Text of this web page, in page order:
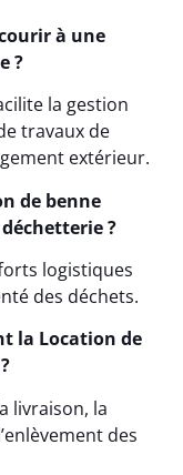
à une
?
la gestion
travaux de
extérieur.
de benne
?
logistiques
des déchets.
la Location de
livraison, la
des